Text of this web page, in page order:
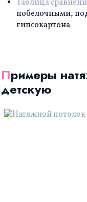
Таблица
побелочными,
гипсокартона
Примеры натяжных потолков в
детскую